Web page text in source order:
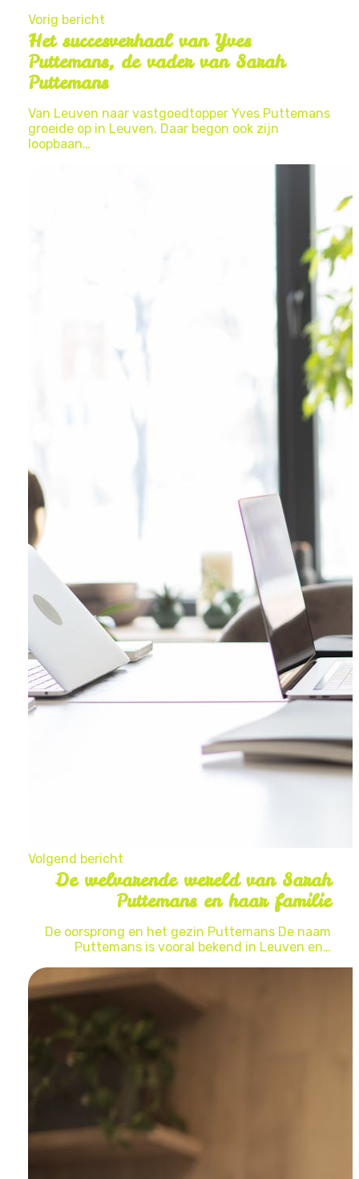
Vorig bericht
Het succesverhaal van Yves
Puttemans, de vader van Sarah
Puttemans
Van Leuven naar vastgoedtopper Yves Puttemans
groeide op in Leuven. Daar begon ook zijn
loopbaan…
Volgend bericht
De welvarende wereld van Sarah
Puttemans en haar familie
De oorsprong en het gezin Puttemans De naam
Puttemans is vooral bekend in Leuven en…